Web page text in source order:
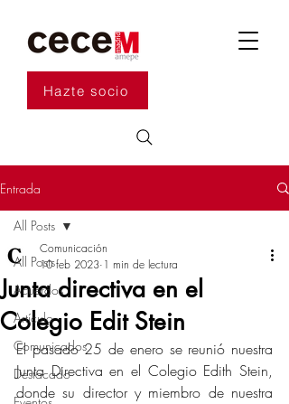
Hazte socio
Entrada
All Posts
Acuerdos
Artículo
Comunicados
Destacado
All Posts
Junta directiva en el
Colegio Edit Stein
Comunicación
10 feb 2023 1 min de lectura
El pasado 25 de enero se reunió nuestra
Junta Directiva en el Colegio Edith Stein,
donde su director y miembro de nuestra